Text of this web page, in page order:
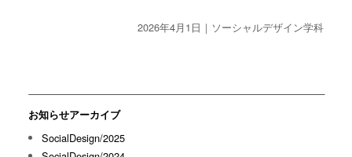
2026年4月1日｜ソーシャルデザイン学科
お知らせアーカイブ
SocialDesign/2025